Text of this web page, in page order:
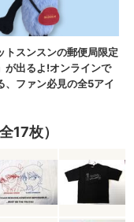
17枚）